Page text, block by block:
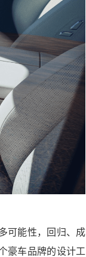
可能性，回归、成
豪车品牌的设计工